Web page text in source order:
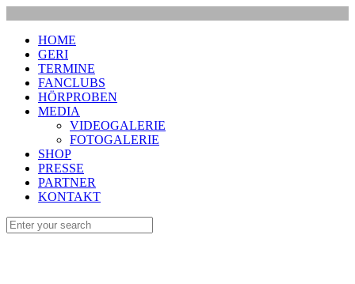
HOME
GERI
TERMINE
FANCLUBS
HÖRPROBEN
MEDIA
VIDEOGALERIE
FOTOGALERIE
SHOP
PRESSE
PARTNER
KONTAKT